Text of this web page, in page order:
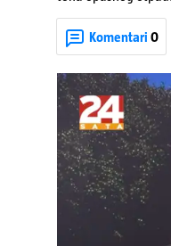
Komentari 0